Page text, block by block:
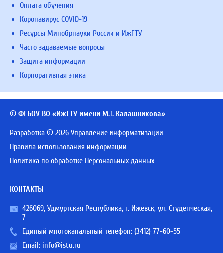
Оплата обучения
Коронавирус COVID-19
Ресурсы Минобрнауки России и ИжГТУ
Часто задаваемые вопросы
Защита информации
Корпоративная этика
© ФГБОУ ВО «ИжГТУ имени М.Т. Калашникова»
Разработка © 2026 Управление информатизации
Правила использования информации
Политика по обработке Персональных данных
КОНТАКТЫ
426069, Удмуртская Республика, г. Ижевск, ул. Студенческая,
7
Единый многоканальный телефон: (3412) 77-60-55
Email: info@istu.ru